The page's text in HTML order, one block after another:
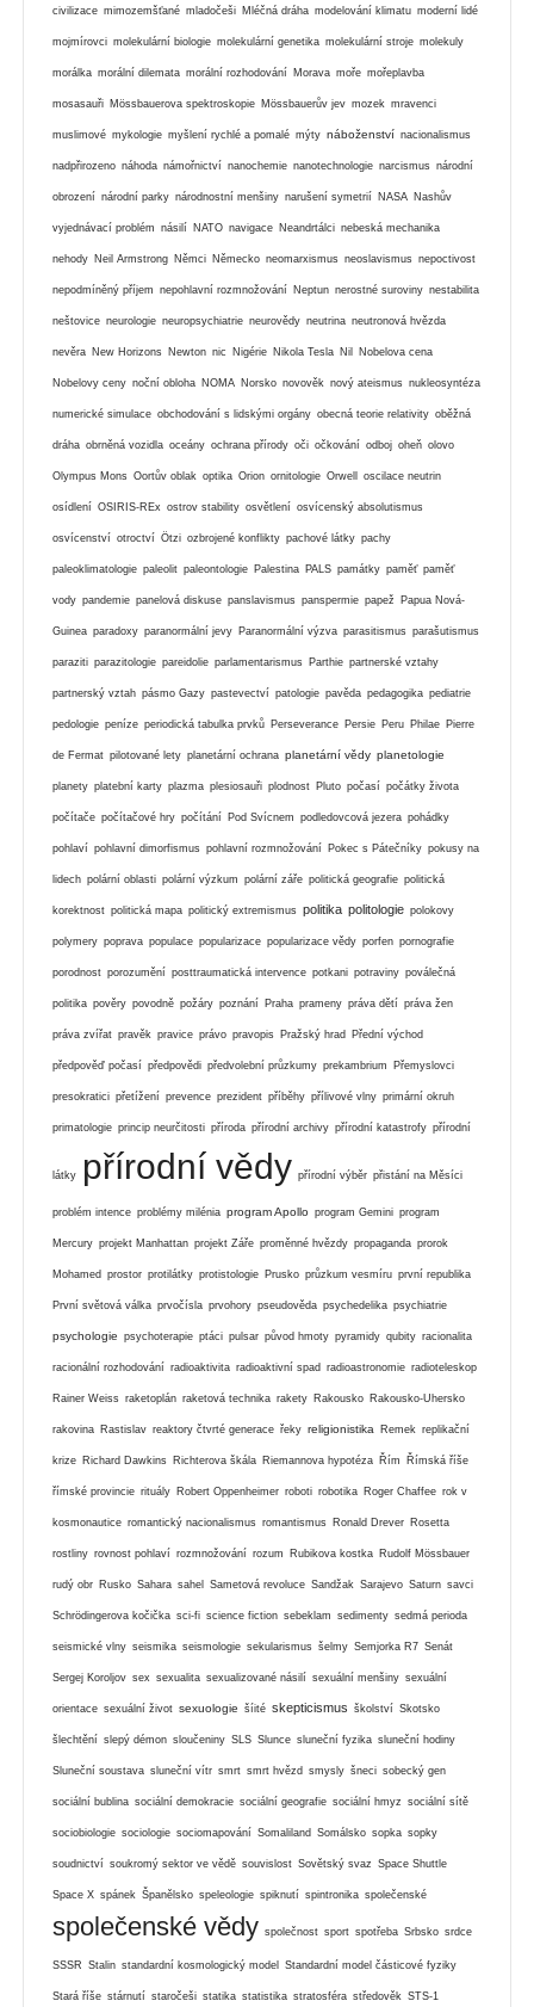
civilizace mimozemšťané mladočeši Mléčná dráha modelování klimatu moderní lidé
mojmírovci molekulární biologie molekulární genetika molekulární stroje molekuly
morálka morální dilemata morální rozhodování Morava moře mořeplavba
mosasauři Mössbauerova spektroskopie Mössbauerův jev mozek mravenci
muslimové mykologie myšlení rychlé a pomalé mýty náboženství nacionalismus
nadpřirozeno náhoda námořnictví nanochemie nanotechnologie narcismus národní
obrození národní parky národnostní menšiny narušení symetrií NASA Nashův
vyjednávací problém násilí NATO navigace Neandrtálci nebeská mechanika
nehody Neil Armstrong Němci Německo neomarxismus neoslavismus nepoctivost
nepodmíněný příjem nepohlavní rozmnožování Neptun nerostné suroviny nestabilita
neštovice neurologie neuropsychiatrie neurovědy neutrina neutronová hvězda
nevěra New Horizons Newton nic Nigérie Nikola Tesla Nil Nobelova cena
Nobelovy ceny noční obloha NOMA Norsko novověk nový ateismus nukleosyntéza
numerické simulace obchodování s lidskými orgány obecná teorie relativity oběžná
dráha obrněná vozidla oceány ochrana přírody oči očkování odboj oheň olovo
Olympus Mons Oortův oblak optika Orion ornitologie Orwell oscilace neutrin
osídlení OSIRIS-REx ostrov stability osvětlení osvícenský absolutismus
osvícenství otroctví Ötzi ozbrojené konflikty pachové látky pachy
paleoklimatologie paleolit paleontologie Palestina PALS památky paměť paměť
vody pandemie panelová diskuse panslavismus panspermie papež Papua Nová-
Guinea paradoxy paranormální jevy Paranormální výzva parasitismus parašutismus
paraziti parazitologie pareidolie parlamentarismus Parthie partnerské vztahy
partnerský vztah pásmo Gazy pastevectví patologie pavěda pedagogika pediatrie
pedologie peníze periodická tabulka prvků Perseverance Persie Peru Philae Pierre
de Fermat pilotované lety planetární ochrana planetární vědy planetologie
planety platební karty plazma plesiosauři plodnost Pluto počasí počátky života
počítače počítačové hry počítání Pod Svícnem podledovcová jezera pohádky
pohlaví pohlavní dimorfismus pohlavní rozmnožování Pokec s Pátečníky pokusy na
lidech polární oblasti polární výzkum polární záře politická geografie politická
korektnost politická mapa politický extremismus politika politologie polokovy
polymery poprava populace popularizace popularizace vědy porfen pornografie
porodnost porozumění posttraumatická intervence potkani potraviny poválečná
politika pověry povodně požáry poznání Praha prameny práva dětí práva žen
práva zvířat pravěk pravice právo pravopis Pražský hrad Přední východ
předpověď počasí předpovědi předvolební průzkumy prekambrium Přemyslovci
presokratici přetížení prevence prezident příběhy přílivové vlny primární okruh
primatologie princip neurčitosti příroda přírodní archivy přírodní katastrofy přírodní
látky přírodní vědy přírodní výběr přistání na Měsíci
problém intence problémy milénia program Apollo program Gemini program
Mercury projekt Manhattan projekt Záře proměnné hvězdy propaganda prorok
Mohamed prostor protilátky protistologie Prusko průzkum vesmíru první republika
První světová válka prvočísla prvohory pseudověda psychedelika psychiatrie
psychologie psychoterapie ptáci pulsar původ hmoty pyramidy qubity racionalita
racionální rozhodování radioaktivita radioaktivní spad radioastronomie radioteleskop
Rainer Weiss raketoplán raketová technika rakety Rakousko Rakousko-Uhersko
rakovina Rastislav reaktory čtvrté generace řeky religionistika Remek replikační
krize Richard Dawkins Richterova škála Riemannova hypotéza Řím Římská říše
římské provincie rituály Robert Oppenheimer roboti robotika Roger Chaffee rok v
kosmonautice romantický nacionalismus romantismus Ronald Drever Rosetta
rostliny rovnost pohlaví rozmnožování rozum Rubikova kostka Rudolf Mössbauer
rudý obr Rusko Sahara sahel Sametová revoluce Sandžak Sarajevo Saturn savci
Schrödingerova kočička sci-fi science fiction sebeklam sedimenty sedmá perioda
seismické vlny seismika seismologie sekularismus šelmy Semjorka R7 Senát
Sergej Koroljov sex sexualita sexualizované násilí sexuální menšiny sexuální
orientace sexuální život sexuologie šíité skepticismus školství Skotsko
šlechtění slepý démon sloučeniny SLS Slunce sluneční fyzika sluneční hodiny
Sluneční soustava sluneční vítr smrt smrt hvězd smysly šneci sobecký gen
sociální bublina sociální demokracie sociální geografie sociální hmyz sociální sítě
sociobiologie sociologie sociomapování Somaliland Somálsko sopka sopky
soudnictví soukromý sektor ve vědě souvislost Sovětský svaz Space Shuttle
Space X spánek Španělsko speleologie spiknutí spintronika společenské
společenské vědy společnost sport spotřeba Srbsko srdce
SSSR Stalin standardní kosmologický model Standardní model částicové fyziky
Stará říše stárnutí staročeši statika statistika stratosféra středověk STS-1